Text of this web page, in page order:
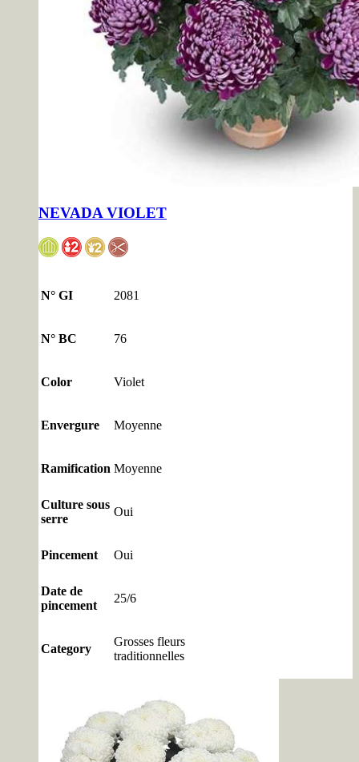
NEVADA VIOLET
N° GI 2081
N° BC 76
Color Violet
Envergure Moyenne
Ramification Moyenne
Culture sous
serre
Oui
Pincement Oui
Date de
pincement
25/6
Category
Grosses fleurs
traditionnelles